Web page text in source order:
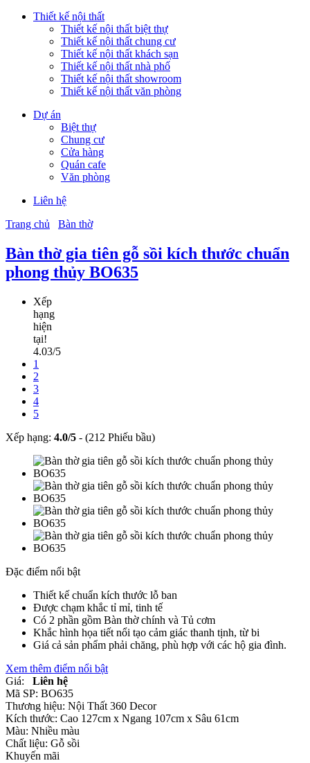
Thiết kế nội thất
Thiết kế nội thất biệt thự
Thiết kế nội thất chung cư
Thiết kế nội thất khách sạn
Thiết kế nội thất nhà phố
Thiết kế nội thất showroom
Thiết kế nội thất văn phòng
Dự án
Biệt thự
Chung cư
Cửa hàng
Quán cafe
Văn phòng
Liên hệ
Trang chủ
Bàn thờ
Bàn thờ gia tiên gỗ sồi kích thước chuẩn
phong thủy BO635
Xếp
hạng
hiện
tại!
4.03/5
1
2
3
4
5
Xếp hạng: 4.0/5 - (212 Phiếu bầu)
Đặc điểm nổi bật
Thiết kế chuẩn kích thước lỗ ban
Được chạm khắc tỉ mỉ, tinh tế
Có 2 phần gồm Bàn thờ chính và Tủ cơm
Khắc hình họa tiết nổi tạo cảm giác thanh tịnh, từ bi
Giá cả sản phẩm phải chăng, phù hợp với các hộ gia đình.
Xem thêm điểm nổi bật
Giá:
Liên hệ
Mã SP: BO635
Thương hiệu: Nội Thất 360 Decor
Kích thước: Cao 127cm x Ngang 107cm x Sâu 61cm
Màu: Nhiều màu
Chất liệu: Gỗ sồi
Khuyến mãi